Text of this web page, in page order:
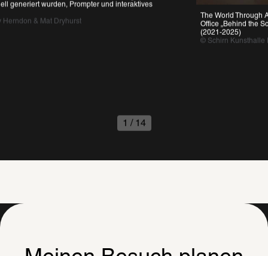
1 / 14
wurden, Prompter und interaktives
& Mat Dryhurst
The World Through
Office „Behind the
(2021-2025)
© Schirn Kunsthalle